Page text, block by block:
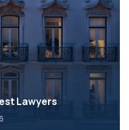
Lawyers